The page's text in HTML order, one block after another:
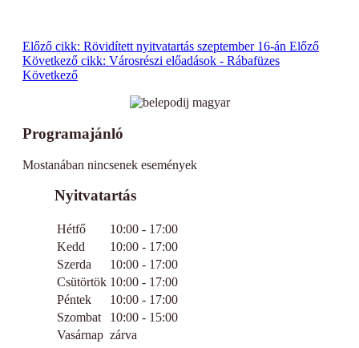
Előző cikk: Rövidített nyitvatartás szeptember 16-án Előző
Következő cikk: Városrészi előadások - Rábafüzes
Következő
Programajánló
Mostanában nincsenek események
Nyitvatartás
Hétfő
10:00 - 17:00
Kedd
10:00 - 17:00
Szerda
10:00 - 17:00
Csütörtök 10:00 - 17:00
Péntek
10:00 - 17:00
Szombat
10:00 - 15:00
Vasárnap zárva